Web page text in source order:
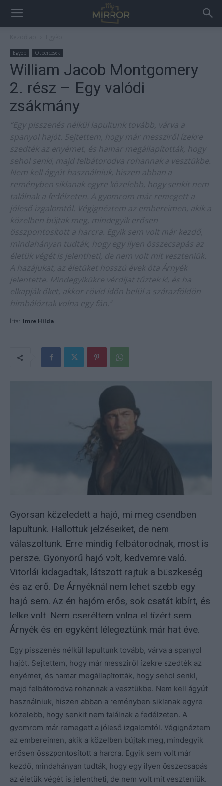
Egyéb Ötpercesek
William Jacob Montgomery
2. rész – Egy valódi
zsákmány
“Egy pisszenés nélkül lapultunk tovább, várva a
spanyol hajót. Sejtettem, hogy már messziről ízekre
szedték az enyémet, és hamar megállapították, hogy
sehol senki, majd felbátorodva rohannak a vesztükbe.
Nem kell ágyút használniuk, hiszen abban a
reményben siklanak egyre közelebb, hogy senkit nem
találnak a fedélzeten. A gyomrom már remegett a
jóleső izgalomtól. Végignéztem az embereimen, akik a
közelben bújtak meg, mindegyik erősen
összpontosított a harcra. Egyik sem volt már kezdő,
mindahányan tudták, hogy egy ilyen összecsapás az
életük végét is jelentheti, de nem volt mit veszteniük.
A hazájukat, az életüket hosszú évek óta Árnyék
jelentette. Mindegyikükre vérdíjat tűztek ki, és ha
elkapják őket, akkor rövid időn belül a szárazföldön
himbálóztak volna egy fán.”
Írta: Imre Hilda -
Gyorsan közeledett a hajó, mi meg csendben
lapultunk. Hallottuk jelzéseiket, de nem
válaszoltunk. Erre mindig felbátorodnak, most is
persze. Gyönyörű hajó volt, kedvemre való.
Vitorlái kidagadtak, látszott rajtuk a büszkeség
és az erő. De Árnyéknál nem lehet szebb egy
hajó sem. Az én hajóm erős, sok csatát kibírt, és
lelke volt. Nem cseréltem volna el tízért sem.
Árnyék és én egyként lélegeztünk már hat éve.
Egy pisszenés nélkül lapultunk tovább, várva a spanyol
hajót. Sejtettem, hogy már messziről ízekre szedték az
enyémet, és hamar megállapították, hogy sehol senki,
majd felbátorodva rohannak a vesztükbe. Nem kell ágyút
használniuk, hiszen abban a reményben siklanak egyre
közelebb, hogy senkit nem találnak a fedélzeten. A
gyomrom már remegett a jóleső izgalomtól. Végignéztem
az embereimen, akik a közelben bújtak meg, mindegyik
erősen összpontosított a harcra. Egyik sem volt már
kezdő, mindahányan tudták, hogy egy ilyen összecsapás
az életük végét is jelentheti, de nem volt mit veszteniük.